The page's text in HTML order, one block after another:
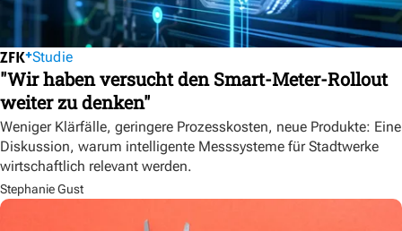
Studie
"Wir haben versucht den Smart-Meter-Rollout
weiter zu denken"
Weniger Klärfälle, geringere Prozesskosten, neue Produkte: Eine
Diskussion, warum intelligente Messsysteme für Stadtwerke
wirtschaftlich relevant werden.
Stephanie Gust